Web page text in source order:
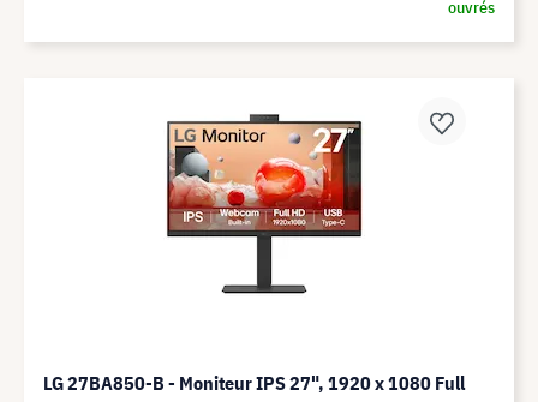
ouvrés
LG 27BA850-B - Moniteur IPS 27", 1920 x 1080 Full